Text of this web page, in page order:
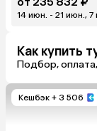
14 июн. - 21 июн., 7
Как купить
Подбор,
Кешбэк + 3 506